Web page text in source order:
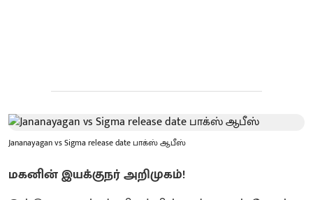
Jananayagan vs Sigma release date பாக்ஸ் ஆபீஸ்
மகனின் இயக்குநர் அறிமுகம்!